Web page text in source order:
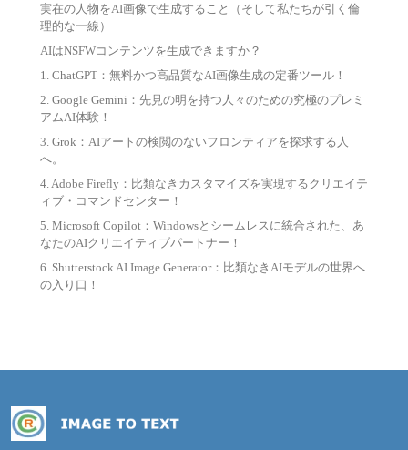
実在の人物をAI画像で生成すること（そして私たちが引く倫
理的な一線）
AIはNSFWコンテンツを生成できますか？
1. ChatGPT：無料かつ高品質なAI画像生成の定番ツール！
2. Google Gemini：先見の明を持つ人々のための究極のプレミ
アムAI体験！
3. Grok：AIアートの検閲のないフロンティアを探求する人
へ。
4. Adobe Firefly：比類なきカスタマイズを実現するクリエイテ
ィブ・コマンドセンター！
5. Microsoft Copilot：Windowsとシームレスに統合された、あ
なたのAIクリエイティブパートナー！
6. Shutterstock AI Image Generator：比類なきAIモデルの世界へ
の入り口！